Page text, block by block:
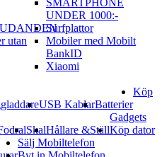
SMARTPHONE
UNDER 1000:-
Surfplattor
utan
Mobiler med Mobilt
BankID
Xiaomi
USB KablarBatterier
SkalHållare &Ställ
Köp
Gadgets
Köp dator
Sälj Mobiltelefon